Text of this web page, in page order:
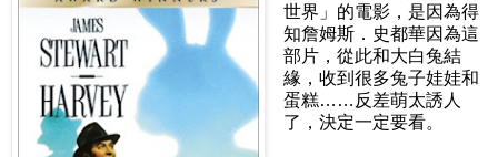
世界」的電影，是因為得
知詹姆斯．史都華因為這
部片，從此和大白兔結
緣，收到很多兔子娃娃和
蛋糕……反差萌太誘人
了，決定一定要看。